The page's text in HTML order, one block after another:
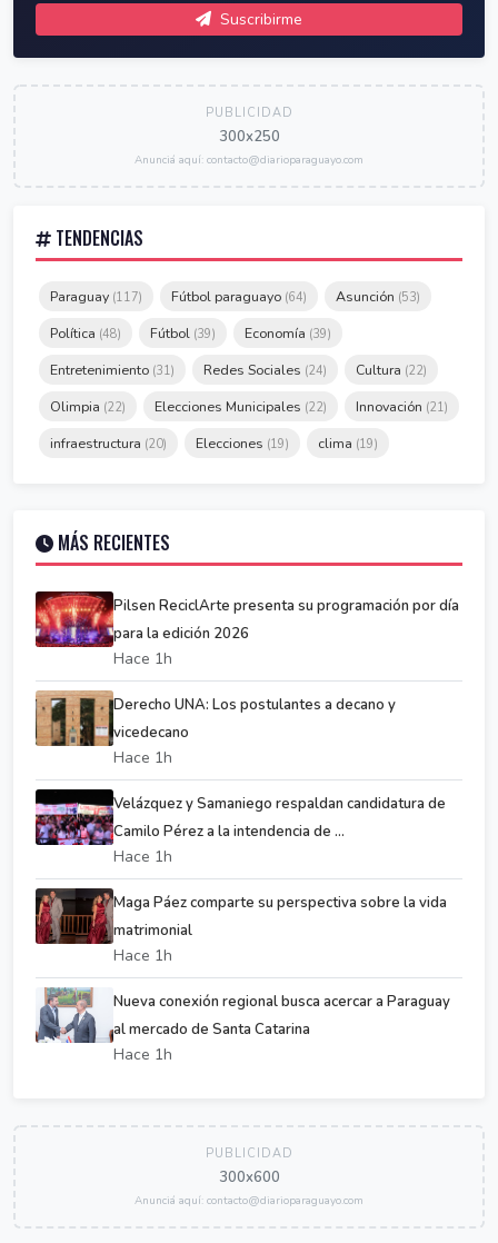
Suscribirme
PUBLICIDAD
300x250
Anunciá aquí: contacto@diarioparaguayo.com
TENDENCIAS
Paraguay (117) Fútbol paraguayo (64) Asunción (53)
Política (48) Fútbol (39) Economía (39)
Entretenimiento (31) Redes Sociales (24) Cultura (22)
Olimpia (22) Elecciones Municipales (22) Innovación (21)
infraestructura (20) Elecciones (19) clima (19)
MÁS RECIENTES
Pilsen ReciclArte presenta su programación por día
para la edición 2026
Hace 1h
Derecho UNA: Los postulantes a decano y
vicedecano
Hace 1h
Velázquez y Samaniego respaldan candidatura de
Camilo Pérez a la intendencia de ...
Hace 1h
Maga Páez comparte su perspectiva sobre la vida
matrimonial
Hace 1h
Nueva conexión regional busca acercar a Paraguay
al mercado de Santa Catarina
Hace 1h
PUBLICIDAD
300x600
Anunciá aquí: contacto@diarioparaguayo.com